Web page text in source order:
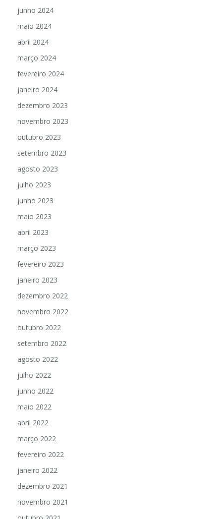
junho 2024
maio 2024
abril 2024
março 2024
fevereiro 2024
janeiro 2024
dezembro 2023
novembro 2023
outubro 2023
setembro 2023
agosto 2023
julho 2023
junho 2023
maio 2023
abril 2023
março 2023
fevereiro 2023
janeiro 2023
dezembro 2022
novembro 2022
outubro 2022
setembro 2022
agosto 2022
julho 2022
junho 2022
maio 2022
abril 2022
março 2022
fevereiro 2022
janeiro 2022
dezembro 2021
novembro 2021